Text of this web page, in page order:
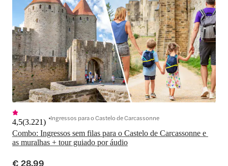
Combo: Ingressos sem filas para o Castelo de Carcassonne e
as muralhas + tour guiado por áudio
4,5(3.221) Ingressos para o Castelo de Carcassonne
€ 28,99